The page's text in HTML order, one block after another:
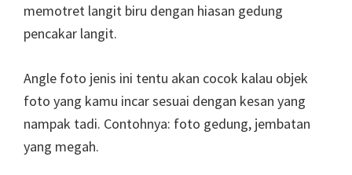
memotret langit biru dengan hiasan gedung
pencakar langit.
Angle foto jenis ini tentu akan cocok kalau objek
foto yang kamu incar sesuai dengan kesan yang
nampak tadi. Contohnya: foto gedung, jembatan
yang megah.